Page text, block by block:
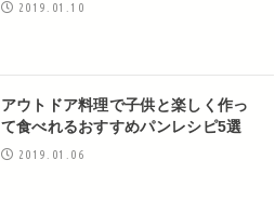
2019.01.10
アウトドア料理で子供と楽しく作っ
て食べれるおすすめパンレシピ5選
2019.01.06